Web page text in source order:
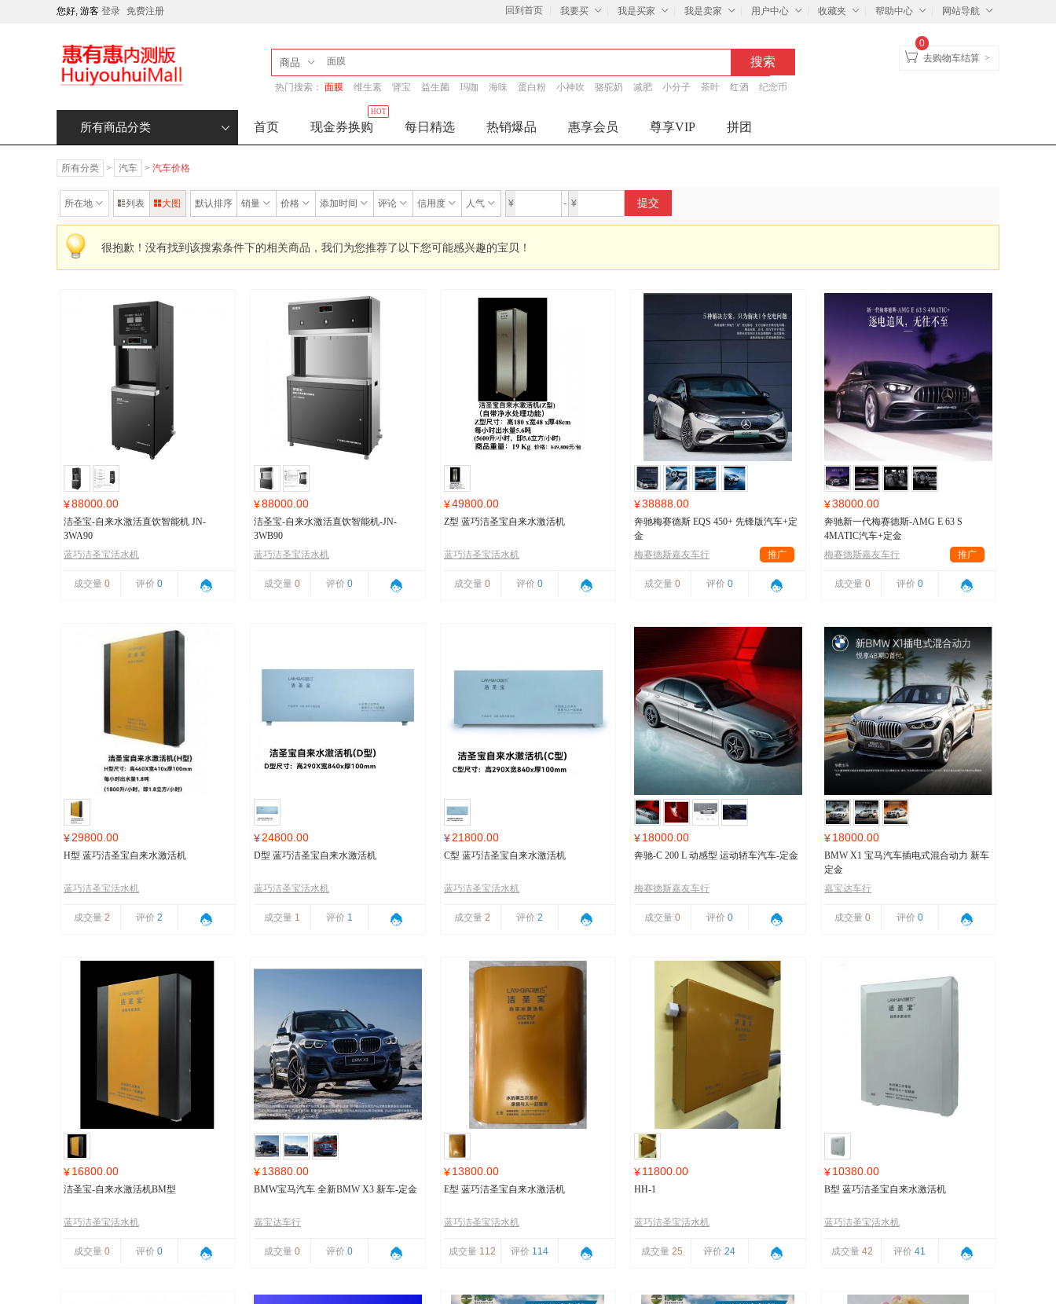
您好, 游客 登录 免费注册 回到首页 我要买 我是买家 我是卖家 用户中心 收藏夹 帮助中心 网站导航
商品
热门搜索： 面膜 维生素 肾宝 益生菌 玛咖 海味 蛋白粉 小神吹 骆驼奶 减肥 小分子 茶叶 红酒 纪念币
去购物车结算 >
0
所有商品分类 首页 现金券换购
HOT
每日精选 热销爆品 惠享会员 尊享VIP 拼团
所有分类 > 汽车 > 汽车价格
所在地 列表 大图 默认排序 销量 价格 添加时间 评论 信用度 人气 ¥ - ¥ 提交
很抱歉！没有找到该搜索条件下的相关商品，我们为您推荐了以下您可能感兴趣的宝贝！
¥88000.00
洁圣宝-自来水激活直饮智能机 JN-
3WA90
蓝巧洁圣宝活水机
成交量 0 评价 0
¥88000.00
洁圣宝-自来水激活直饮智能机-JN-
3WB90
蓝巧洁圣宝活水机
成交量 0 评价 0
¥49800.00
Z型 蓝巧洁圣宝自来水激活机
蓝巧洁圣宝活水机
成交量 0 评价 0
¥38888.00
奔驰梅赛德斯 EQS 450+ 先锋版汽车+定
金
梅赛德斯嘉友车行
推广
成交量 0 评价 0
¥38000.00
奔驰新一代梅赛德斯-AMG E 63 S
4MATIC汽车+定金
梅赛德斯嘉友车行
推广
成交量 0 评价 0
¥29800.00
H型 蓝巧洁圣宝自来水激活机
蓝巧洁圣宝活水机
成交量 2 评价 2
¥24800.00
D型 蓝巧洁圣宝自来水激活机
蓝巧洁圣宝活水机
成交量 1 评价 1
¥21800.00
C型 蓝巧洁圣宝自来水激活机
蓝巧洁圣宝活水机
成交量 2 评价 2
¥18000.00
奔驰-C 200 L 动感型 运动轿车汽车-定金
梅赛德斯嘉友车行
成交量 0 评价 0
¥18000.00
BMW X1 宝马汽车插电式混合动力 新车
定金
嘉宝达车行
成交量 0 评价 0
¥16800.00
洁圣宝-自来水激活机BM型
蓝巧洁圣宝活水机
成交量 0 评价 0
¥13880.00
BMW宝马汽车 全新BMW X3 新车-定金
嘉宝达车行
成交量 0 评价 0
¥13800.00
E型 蓝巧洁圣宝自来水激活机
蓝巧洁圣宝活水机
成交量 112 评价 114
¥11800.00
HH-1
蓝巧洁圣宝活水机
成交量25 评价24
¥10380.00
B型 蓝巧洁圣宝自来水激活机
蓝巧洁圣宝活水机
成交量42 评价41